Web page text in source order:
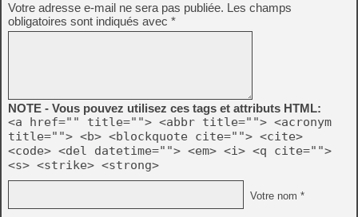
Votre adresse e-mail ne sera pas publiée. Les champs
obligatoires sont indiqués avec *
NOTE - Vous pouvez utilisez ces tags et attributs HTML:
<a href="" title=""> <abbr title=""> <acronym
title=""> <b> <blockquote cite=""> <cite>
<code> <del datetime=""> <em> <i> <q cite="">
<s> <strike> <strong>
Votre nom *